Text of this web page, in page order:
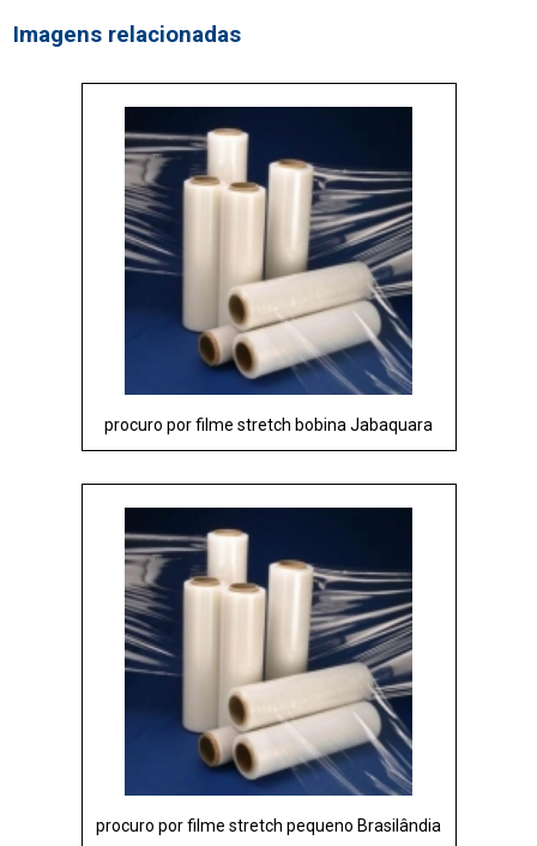
Imagens relacionadas
procuro por filme stretch bobina Jabaquara
procuro por filme stretch pequeno Brasilândia